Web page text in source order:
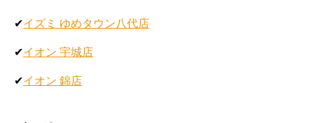
✔イズミ ゆめタウン八代店
✔イオン 宇城店
✔イオン 錦店